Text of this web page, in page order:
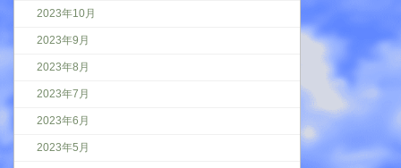
2023年10月
2023年9月
2023年8月
2023年7月
2023年6月
2023年5月